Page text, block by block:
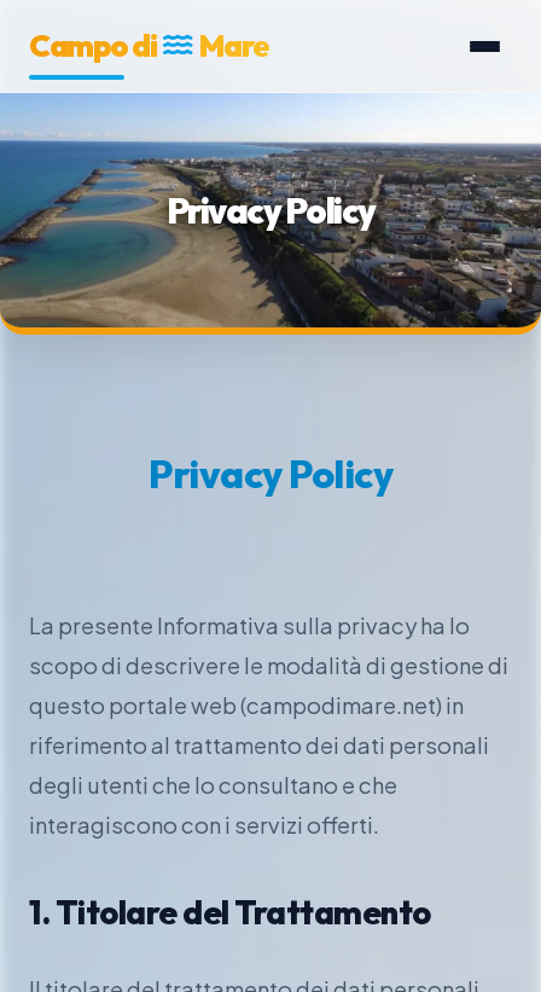
Campo di Mare
Privacy Policy
Privacy Policy
La presente Informativa sulla privacy ha lo
scopo di descrivere le modalità di gestione di
questo portale web (campodimare.net) in
riferimento al trattamento dei dati personali
degli utenti che lo consultano e che
interagiscono con i servizi offerti.
1. Titolare del Trattamento